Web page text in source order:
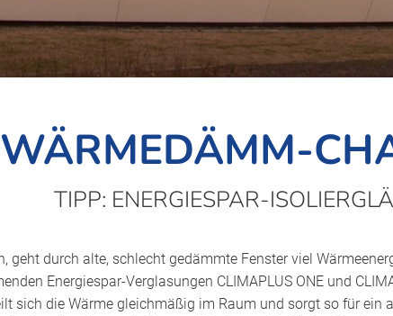
TIPP: ENERGIESPAR-
geht durch alte, schlecht gedämmte Fenster viel
Energiespar-Verglasungen CLIMAPLUS ONE und
sich die Wärme gleichmäßig im Raum und sorgt so für